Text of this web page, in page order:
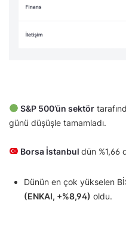
S&P 500’ün sektör
günü düşüşle tamamladı.
Borsa İstanbul dün %1,66
Dünün en çok yükselen
(ENKAI, +%8,94) oldu.